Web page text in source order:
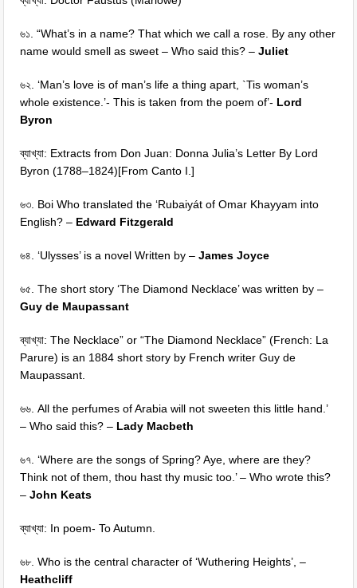
৬১. “What’s in a name? That which we call a rose. By any other
name would smell as sweet – Who said this? –Juliet
৬২. ‘Man’s love is of man’s life a thing apart, `Tis woman’s
whole existence.’- This is taken from the poem of’- Lord
Byron
ব্যাখ্যা: Extracts from Don Juan: Donna Julia’s Letter By Lord
Byron (1788–1824)[From Canto I.]
৬৩. Boi Who translated the ‘Rubaiyát of Omar Khayyam into
English? – Edward Fitzgerald
৬৪. ‘Ulysses’ is a novel Written by –James Joyce
৬৫. The short story ‘The Diamond Necklace’ was written by –
Guy de Maupassant
ব্যাখ্যা: The Necklace” or “The Diamond Necklace” (French: La
Parure) is an 1884 short story by French writer Guy de
Maupassant.
৬৬. All the perfumes of Arabia will not sweeten this little hand.’
– Who said this? – Lady Macbeth
৬৭. ‘Where are the songs of Spring? Aye, where are they?
Think not of them, thou hast thy music too.’ – Who wrote this?
–John Keats
ব্যাখ্যা: In poem- To Autumn.
৬৮. Who is the central character of ‘Wuthering Heights’, –
Heathcliff